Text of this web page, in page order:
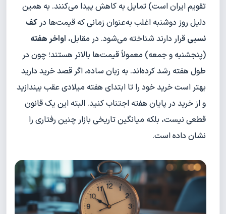
تقویم ایران است) تمایل به کاهش پیدا می‌کنند. به همین
دلیل روز دوشنبه اغلب به‌عنوان زمانی که قیمت‌ها درکف
نسبی قرار دارند شناخته می‌شود. در مقابل، اواخر هفته
(پنجشنبه و جمعه) معمولاً قیمت‌ها بالاتر هستند؛ چون در
طول هفته رشد کرده‌اند. به زبان ساده، اگر قصد خرید دارید
بهتر است خرید خود را تا ابتدای هفته میلادی عقب بیندازید
و از خرید در پایان هفته اجتناب کنید. البته این یک قانون
قطعی نیست، بلکه میانگین تاریخی بازار چنین رفتاری را
نشان داده است.